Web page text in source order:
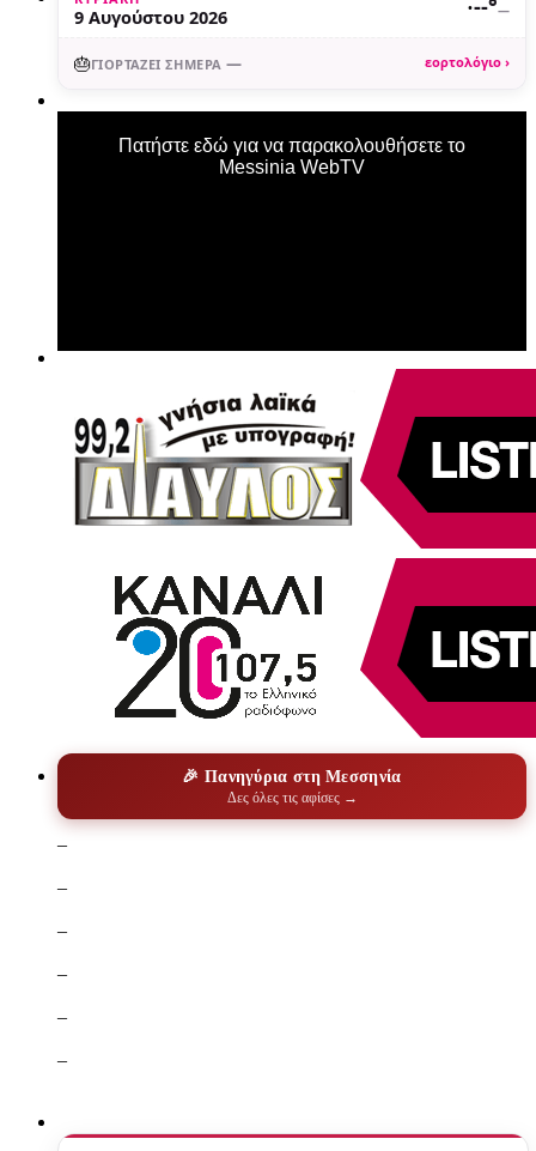
9 Αυγούστου 2026 ·--°—
🎂ΓΙΟΡΤΆΖΕΙ ΣΉΜΕΡΑ — εορτολόγιο ›
Πατήστε εδώ για να παρακολουθήσετε το
Messinia WebTV
🎉 Πανηγύρια στη Μεσσηνία
Δες όλες τις αφίσες →
–
–
–
–
–
–